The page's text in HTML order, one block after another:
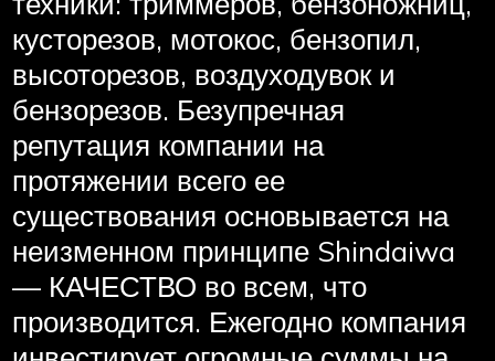
кусторезов, мотокос, бензопил,
высоторезов, воздуходувок и
бензорезов. Безупречная
репутация компании на
протяжении всего ее
существования основывается на
неизменном принципе Shindaiwa
— КАЧЕСТВО во всем, что
производится. Ежегодно компания